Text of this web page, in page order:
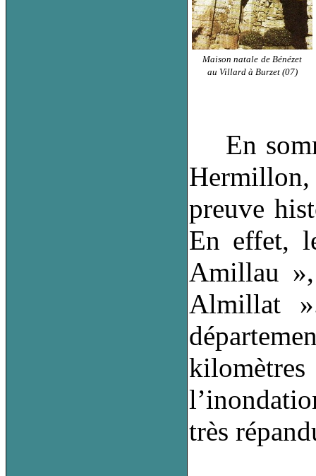
Maison natale de Bénézet
au Villard à Burzet (07)
En
Hermillon,
preuve
En effet,
Amillau
Almillat
très